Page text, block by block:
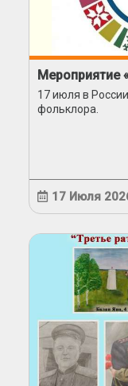
Мероприятие
17 июля в
фольклора.
17 Июля